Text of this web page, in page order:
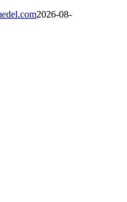
2026-08-